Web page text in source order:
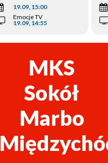
19.09, 15:00
Emocje TV
19.09, 14:55
MKS
Sokół
Marbo